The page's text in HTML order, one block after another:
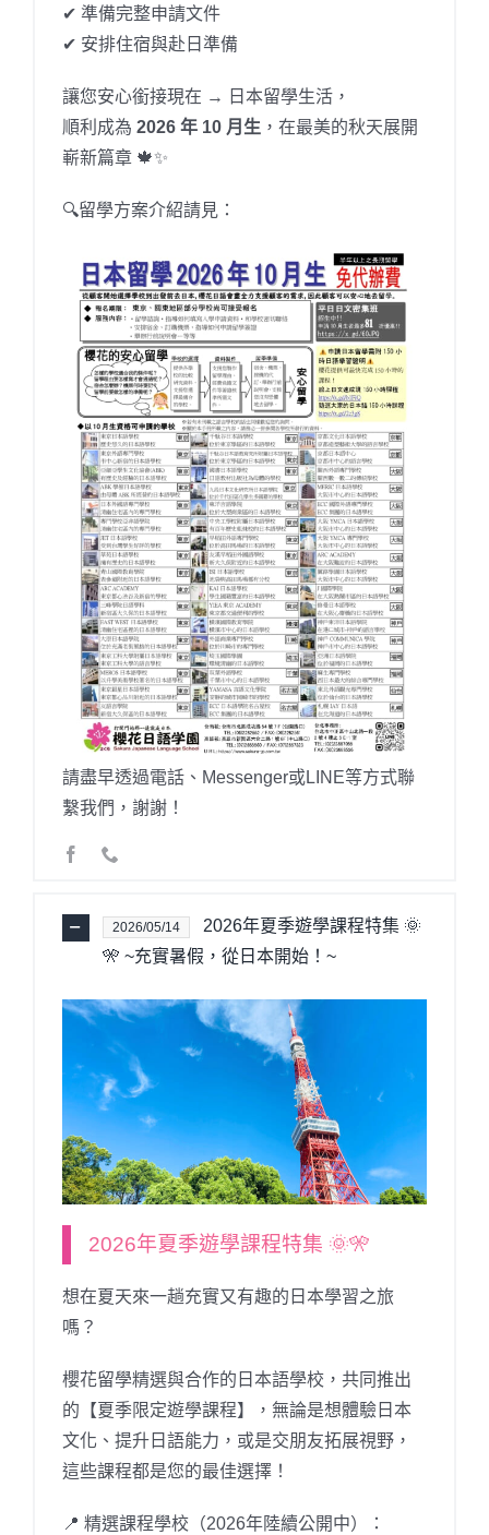
✔ 準備完整申請文件
✔ 安排住宿與赴日準備
讓您安心銜接現在 → 日本留學生活，
順利成為 2026 年 10 月生 ，在最美的秋天展開
嶄新篇章 🍁✨
🔍留學方案介紹請見：
請盡早透過電話、Messenger或LINE等方式聯
繫我們，謝謝！
2026/05/14
2026年夏季遊學課程特集 🌞
🎌 ~充實暑假，從日本開始！~
2026年夏季遊學課程特集 🌞🎌
想在夏天來一趟充實又有趣的日本學習之旅
嗎？
櫻花留學精選與合作的日本語學校，共同推出
的【夏季限定遊學課程】，無論是想體驗日本
文化、提升日語能力，或是交朋友拓展視野，
這些課程都是您的最佳選擇！
📍 精選課程學校（2026年陸續公開中）：